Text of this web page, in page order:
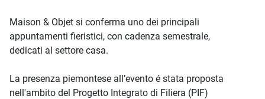
Maison & Objet si conferma uno dei principali
appuntamenti fieristici, con cadenza semestrale,
dedicati al settore casa.
La presenza piemontese all’evento é stata proposta
nell'ambito del Progetto Integrato di Filiera (PIF)